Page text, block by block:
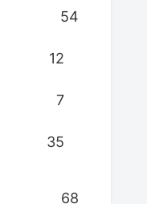
54
12
7
35
68